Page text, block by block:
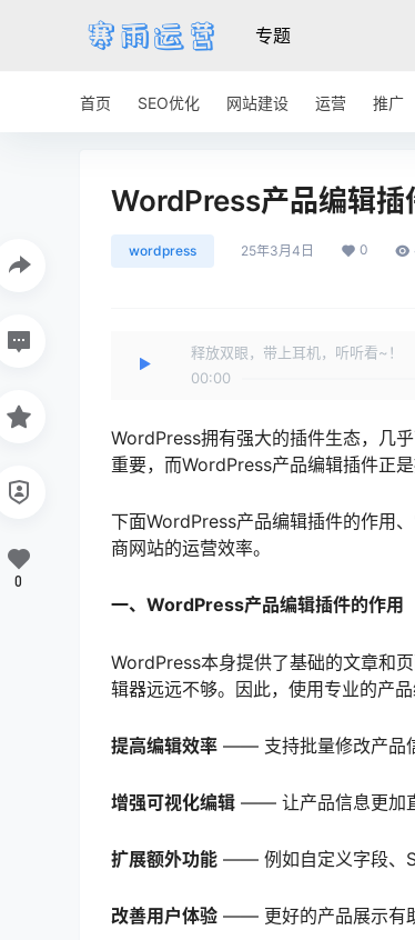
专题
首页 SEO优化 网站建设 运营 推广
WordPress产品编辑插
wordpress 25年3月4日 0
释放双眼，带上耳机，听听看~！
00:00
WordPress拥有强大的插件生态，几
重要，而WordPress产品编辑插件正是
下面WordPress产品编辑插件的作用
商网站的运营效率。
一、WordPress产品编辑插件的作用
WordPress本身提供了基础的文章和
辑器远远不够。因此，使用专业的产
提高编辑效率 —— 支持批量修改产品
增强可视化编辑 —— 让产品信息更加
扩展额外功能 —— 例如自定义字段、
改善用户体验 —— 更好的产品展示有
0